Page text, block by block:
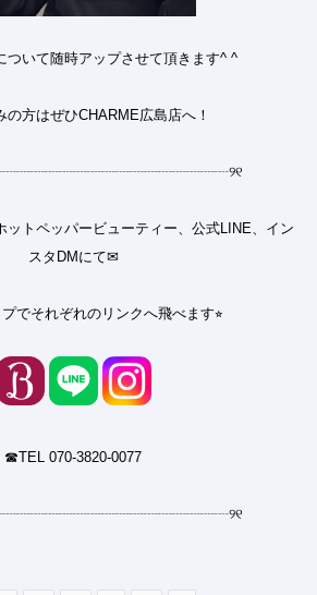
ついて随時アップさせて頂きます^ ^
の方はぜひCHARME広島店へ！
୨୧
ットペッパービューティー、公式LINE、イン
スタDMにて✉︎
でそれぞれのリンクへ飛べます⭐︎
☎︎TEL 070-3820-0077
୨୧